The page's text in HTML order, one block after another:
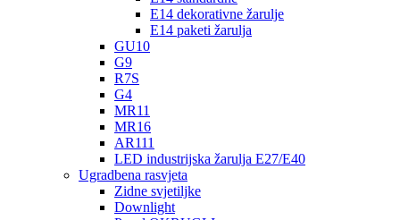
E14 dekorativne žarulje
E14 paketi žarulja
GU10
G9
R7S
G4
MR11
MR16
AR111
LED industrijska žarulja E27/E40
Ugradbena rasvjeta
Zidne svjetiljke
Downlight